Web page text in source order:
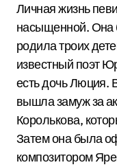
Личная жизнь
насыщенной. Она
родила троих
известный поэт
есть дочь Люция.
вышла замуж за
Королькова,
Затем она была
композитором